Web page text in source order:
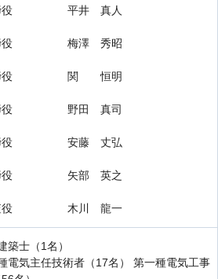
役 平井 真人
役 梅澤 秀昭
役 関 恒明
役 野田 真司
役 安藤 丈弘
役 矢部 英之
役 木川 龍一
築士（1名）
電気主任技術者（17名） 第一種電気工事